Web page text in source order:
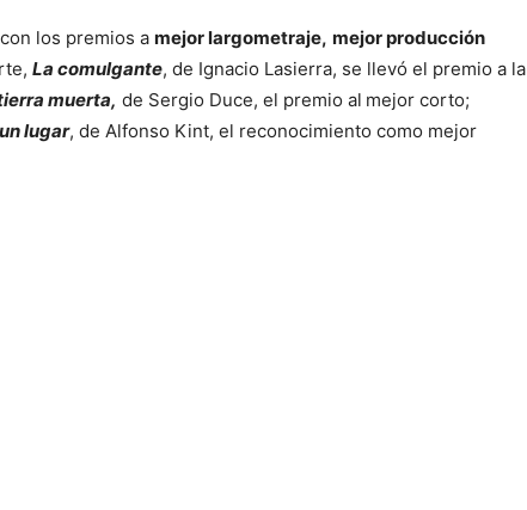
los premios a mejor largometraje, mejor producción
La comulgante, de Ignacio Lasierra, se llevó el premio a la
muerta, de Sergio Duce, el premio al mejor corto;
lugar, de Alfonso Kint, el reconocimiento como mejor